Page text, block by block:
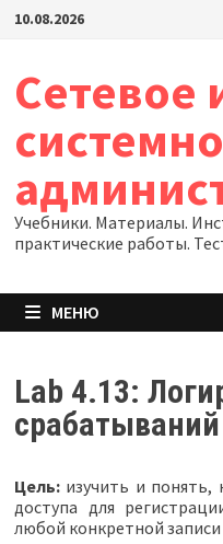
Перейти
10.08.2026
Сетевое
Учебники. Материалы.
практические работы.
МЕНЮ
Lab 4.13:
Цель:изучить и понять,
доступа для
любой конкретной